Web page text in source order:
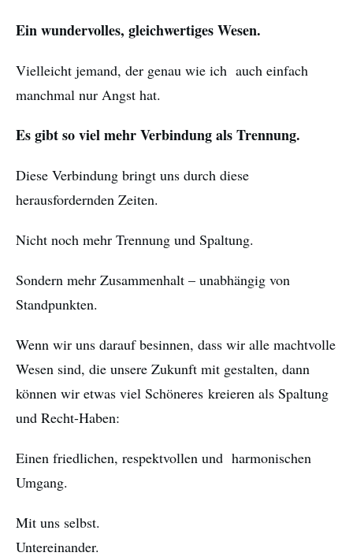
Ein wundervolles, gleichwertiges Wesen.
Vielleicht jemand, der genau wie ich auch einfach
manchmal nur Angst hat.
Es gibt so viel mehr Verbindung als Trennung.
Diese Verbindung bringt uns durch diese
herausfordernden Zeiten.
Nicht noch mehr Trennung und Spaltung.
Sondern mehr Zusammenhalt – unabhängig von
Standpunkten.
Wenn wir uns darauf besinnen, dass wir alle machtvolle
Wesen sind, die unsere Zukunft mit gestalten, dann
können wir etwas viel Schöneres kreieren als Spaltung
und Recht-Haben:
Einen friedlichen, respektvollen und harmonischen
Umgang.
Mit uns selbst.
Untereinander.